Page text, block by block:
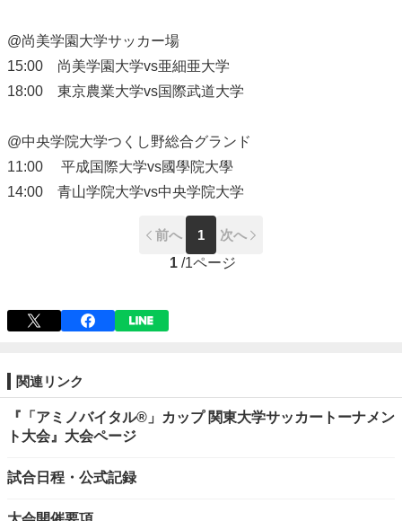
@尚美学園大学サッカー場
15:00 尚美学園大学vs亜細亜大学
18:00 東京農業大学vs国際武道大学
@中央学院大学つくし野総合グランド
11:00 平成国際大学vs國學院大學
14:00 青山学院大学vs中央学院大学
前へ 1
次へ
1 /1ページ
関連リンク
『「アミノバイタル®」カップ 関東大学サッカートーナメン
ト大会』大会ページ
試合日程・公式記録